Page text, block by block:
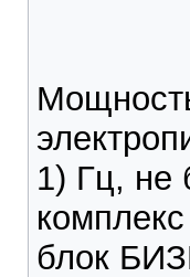
1) Гц, не
блок